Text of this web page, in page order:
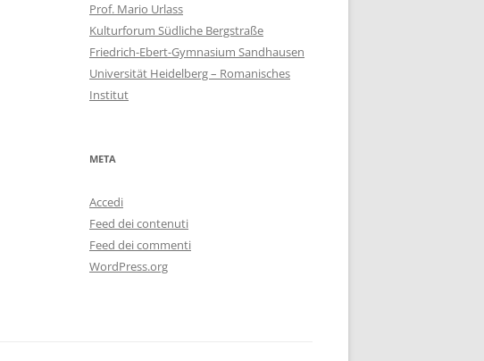
Prof. Mario Urlass
Kulturforum Südliche Bergstraße
Friedrich-Ebert-Gymnasium Sandhausen
Universität Heidelberg – Romanisches
Institut
META
Accedi
Feed dei contenuti
Feed dei commenti
WordPress.org